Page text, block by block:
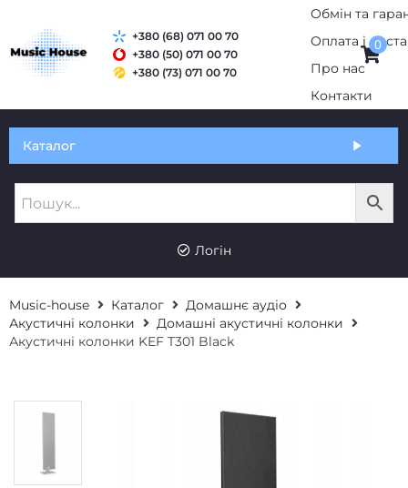
Обмін та гарантія
Про нас
+380 (50) 071 00 70
+380 (73) 071 00 70
0
RU
Логін
Music-house Каталог
Домашнє аудіо
Акустичні колонки
Домашні акустичні колонки
Акустичні колонки KEF T301 Black